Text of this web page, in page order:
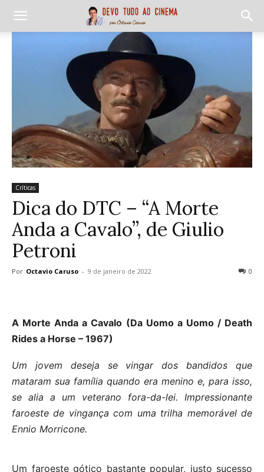
Críticas
Dica do DTC – “A Morte
Anda a Cavalo”, de Giulio
Petroni
Por Octavio Caruso - 9 de janeiro de 2022 0
A Morte Anda a Cavalo (Da Uomo a Uomo / Death
Rides a Horse – 1967)
Um jovem deseja se vingar dos bandidos que
mataram sua família quando era menino e, para isso,
se alia a um veterano fora-da-lei. Impressionante
faroeste de vingança com uma trilha memorável de
Ennio Morricone.
Um faroeste gótico bastante popular, justo sucesso